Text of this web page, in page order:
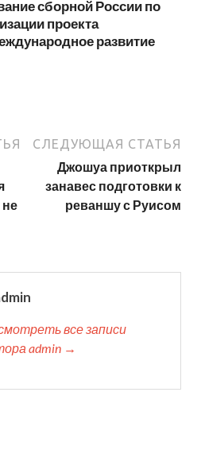
сборной России по
проекта
развитие
СЛЕДУЮЩАЯ СТАТЬЯ
Джошуа приоткрыл
занавес подготовки к
реваншу с Руисом
все записи
admin →